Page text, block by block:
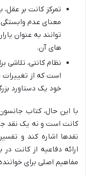
تمرکز کانت بر
معنای عدم
توانند به عنوان
های آن.
نظام کانتی، تلاشی
است که از تغییرات
خود یک دستاورد
با این حال، کتاب
کانت است و نه یک نقد
نقدها اشاره کند و
ارائه دفاعیه از کانت
مفاهیم اصلی برای